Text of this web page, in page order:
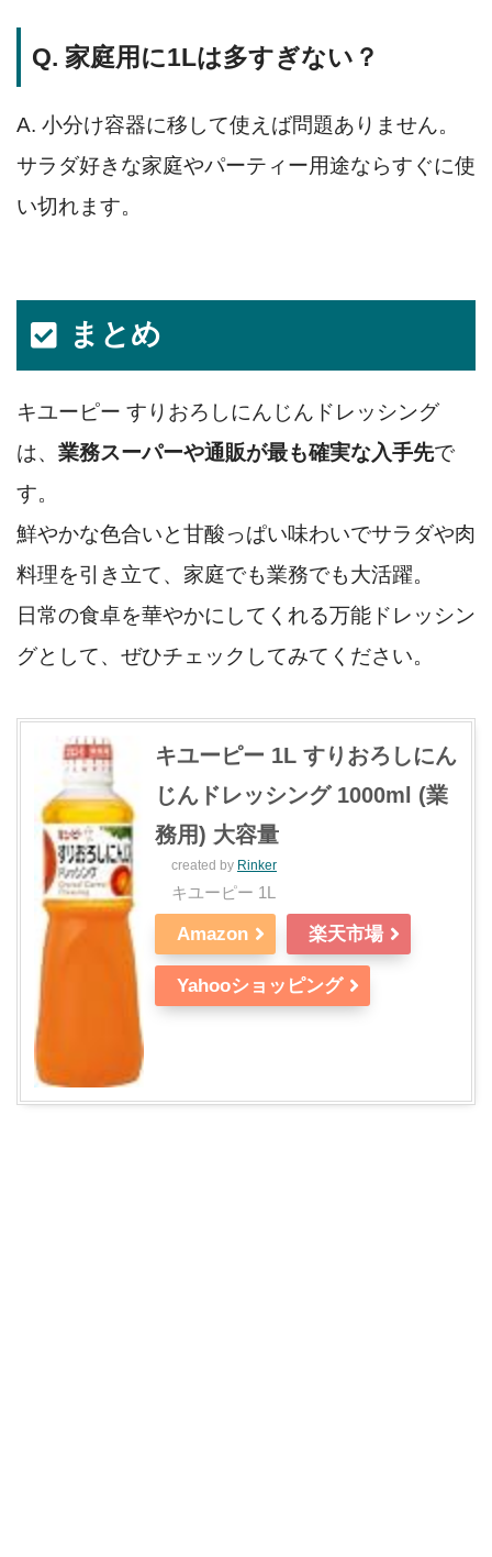
Q. 家庭用に1Lは多すぎない？
A. 小分け容器に移して使えば問題ありません。
サラダ好きな家庭やパーティー用途ならすぐに使
い切れます。
まとめ
キユーピー すりおろしにんじんドレッシング
は、 業務スーパーや通販が最も確実な入手先で
す。
鮮やかな色合いと甘酸っぱい味わいでサラダや肉
料理を引き立て、家庭でも業務でも大活躍。
日常の食卓を華やかにしてくれる万能ドレッシン
グとして、ぜひチェックしてみてください。
キユーピー 1L すりおろしにん
じんドレッシング 1000ml (業
務用) 大容量
created by Rinker
キユーピー 1L
Amazon 楽天市場
Yahooショッピング